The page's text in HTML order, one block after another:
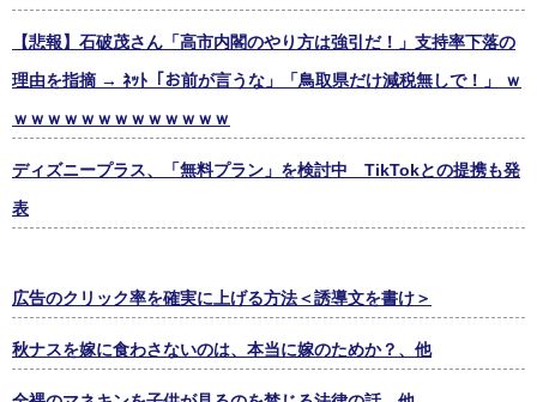
【悲報】石破茂さん「高市内閣のやり方は強引だ！」支持率下落の
理由を指摘 → ﾈｯﾄ「お前が言うな」「鳥取県だけ減税無しで！」 ｗ
ｗｗｗｗｗｗｗｗｗｗｗｗｗ
ディズニープラス、「無料プラン」を検討中 TikTokとの提携も発
表
広告のクリック率を確実に上げる方法＜誘導文を書け＞
秋ナスを嫁に食わさないのは、本当に嫁のためか？、他